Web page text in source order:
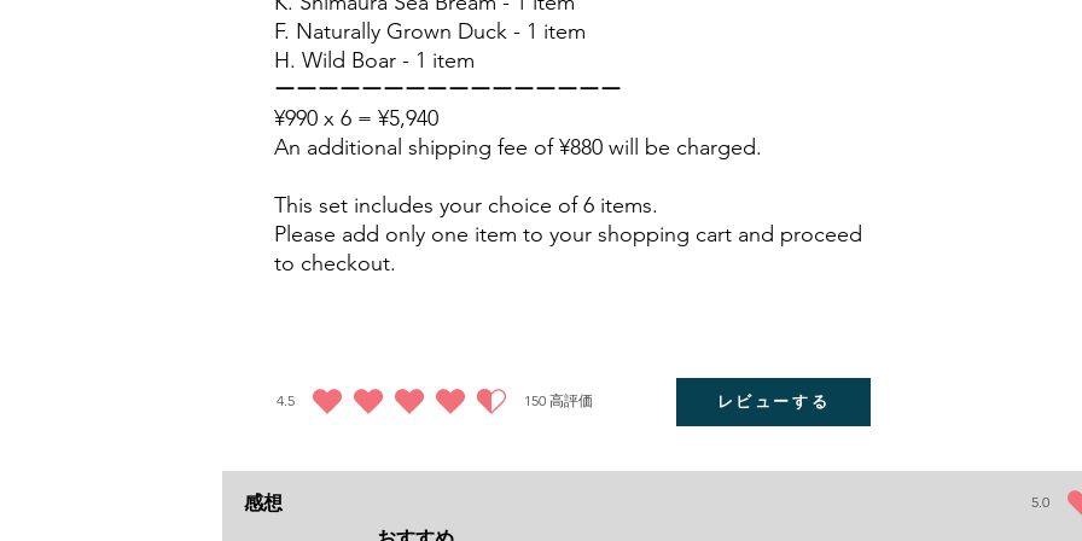
F. Naturally Grown Duck - 1 item
H. Wild Boar - 1 item
ーーーーーーーーーーーーーーーー
¥990 x 6 = ¥5,940
An additional shipping fee of ¥880 will be charged.
This set includes your choice of 6 items.
Please add only one item to your shopping cart and proceed
to checkout.
4.5 150 高評価
平均評価 4.5 /5, 全評価： 150 件, 高評価 レビューする
感想 5.0
平均評